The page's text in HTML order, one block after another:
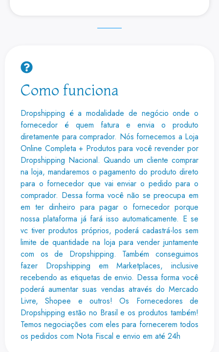
Como funciona
Dropshipping é a modalidade de negócio onde o
fornecedor é quem fatura e envia o produto
diretamente para comprador. Nós fornecemos a Loja
Online Completa + Produtos para você revender por
Dropshipping Nacional. Quando um cliente comprar
na loja, mandaremos o pagamento do produto direto
para o fornecedor que vai enviar o pedido para o
comprador. Dessa forma você não se preocupa em
em ter dinheiro para pagar o fornecedor porque
nossa plataforma já fará isso automaticamente. E se
vc tiver produtos próprios, poderá cadastrá-los sem
limite de quantidade na loja para vender juntamente
com os de Dropshipping. Também conseguimos
fazer Dropshipping em Marketplaces, inclusive
recebendo as etiquetas de envio. Dessa forma você
poderá aumentar suas vendas através do Mercado
Livre, Shopee e outros! Os Fornecedores de
Dropshipping estão no Brasil e os produtos também!
Temos negociações com eles para fornecerem todos
os pedidos com Nota Fiscal e envio em até 24h